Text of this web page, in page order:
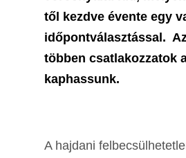
től kezdve évente egy
időpontválasztással.
többen csatlakozzatok
kaphassunk.
A hajdani